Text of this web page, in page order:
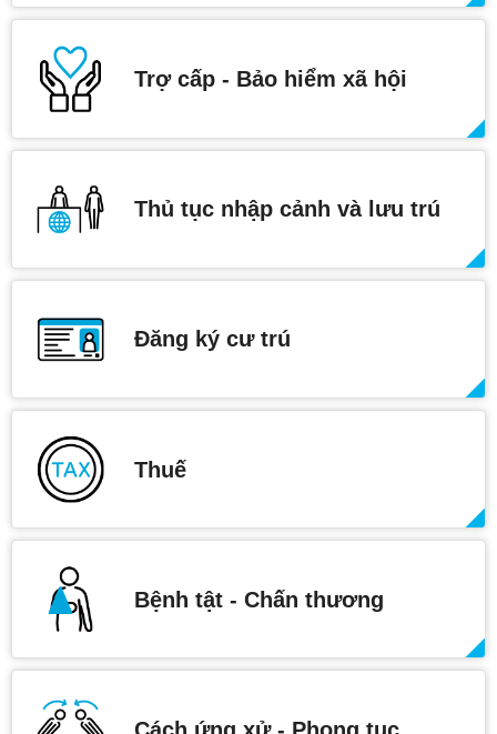
Trợ cấp - Bảo hiểm xã hội
Thủ tục nhập cảnh và lưu trú
Đăng ký cư trú
Thuế
Bệnh tật - Chấn thương